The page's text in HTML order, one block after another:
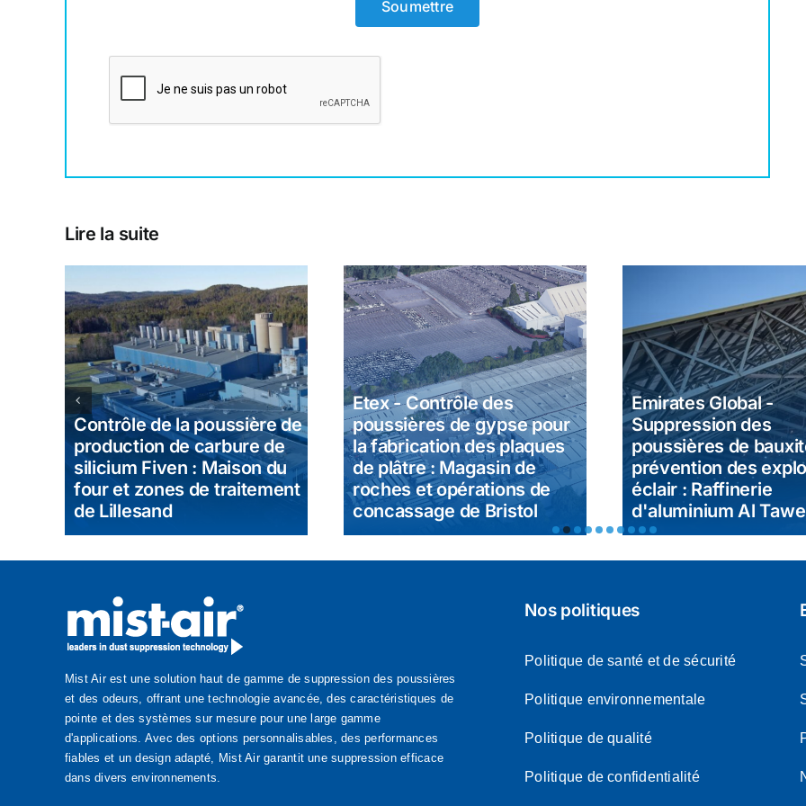
Soumettre
Lire la suite
Contrôle de la poussière de
production de carbure de
silicium Fiven : Maison du
four et zones de traitement
de Lillesand
Etex - Contrôle des
poussières de gypse pour
la fabrication des plaques
de plâtre : Magasin de
roches et opérations de
concassage de Bristol
Emirates Global -
Suppression des
poussières de
prévention des
éclair : Raffinerie
d'aluminium Al
Mist Air est une solution haut de gamme de suppression des poussières
et des odeurs, offrant une technologie avancée, des caractéristiques de
pointe et des systèmes sur mesure pour une large gamme
d'applications. Avec des options personnalisables, des performances
fiables et un design adapté, Mist Air garantit une suppression efficace
dans divers environnements.
Nos politiques
Politique de santé et de sécurité
Politique environnementale
Politique de qualité
Politique de confidentialité